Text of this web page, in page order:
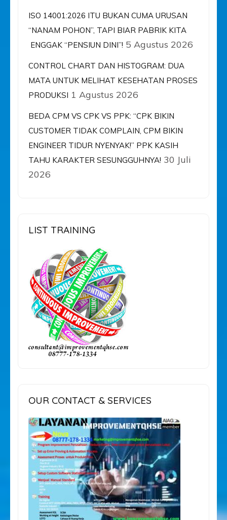
ISO 14001:2026 ITU BUKAN CUMA URUSAN
“NANAM POHON”, TAPI BIAR PABRIK KITA
ENGGAK “PENSIUN DINI”! 5 Agustus 2026
CONTROL CHART DAN HISTOGRAM: DUA
MATA UNTUK MELIHAT KESEHATAN PROSES
PRODUKSI 1 Agustus 2026
BEDA CPM VS CPK VS PPK: “CPK BIKIN
CUSTOMER TIDAK COMPLAIN, CPM BIKIN
ENGINEER TIDUR NYENYAK!” PPK KASIH
TAHU KARAKTER SESUNGGUHNYA! 30 Juli
2026
LIST TRAINING
OUR CONTACT & SERVICES